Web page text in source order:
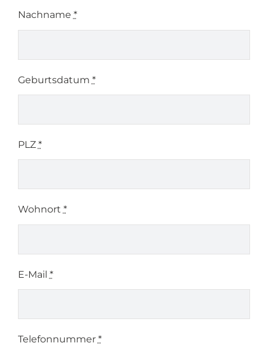
Nachname *
Geburtsdatum *
PLZ *
Wohnort *
E-Mail *
Telefonnummer *